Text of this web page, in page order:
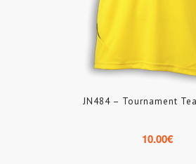
JN484 – Tournament
10.00€